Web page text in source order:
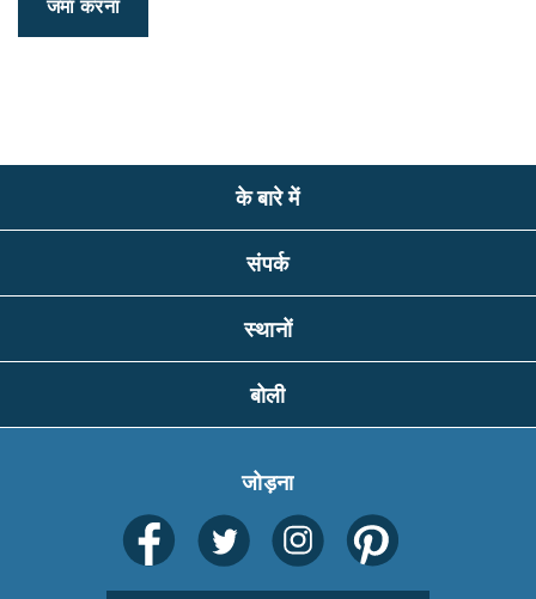
के बारे में
संपर्क
स्थानों
बोली
जोड़ना